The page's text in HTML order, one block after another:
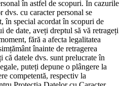
în astfel de scopuri. În cazurile
dvs. cu caracter personal se
în special acordat în scopuri de
de date, aveți dreptul să vă retrageți
fără a afecta legalitatea
înainte de retragerea
că datele dvs. sunt prelucrate în
puteți depune o plângere la
competentă, respectiv la